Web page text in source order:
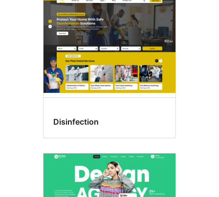
Disinfection